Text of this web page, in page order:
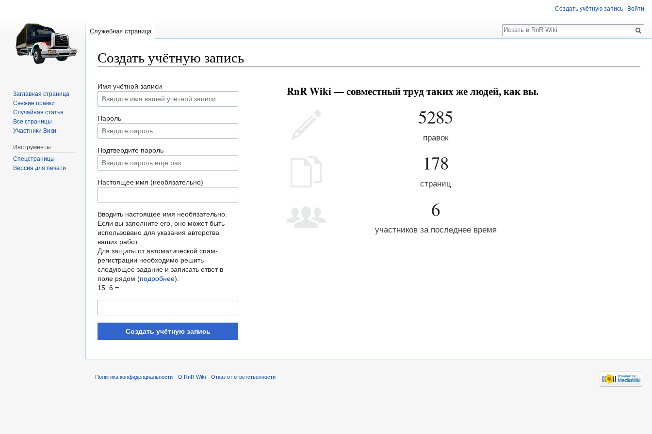
Создать учётную запись
к
навигации
к
поиску
Имя учётной записи
Пароль
Подтвердите пароль
Настоящее имя (необязательно)
Вводить настоящее имя необязательно.
Если вы заполните его, оно может быть
использовано для указания авторства
ваших работ.
Для защиты от автоматической спам-
регистрации необходимо решить
следующее задание и записать ответ в
поле рядом (подробнее):
15−6 =
Создать учётную запись
RnR Wiki — совместный труд таких же людей, как вы.
5285
правок
178
страниц
6
участников за последнее время
Создать учётную запись Войти
Служебная страница
Поиск
Заглавная страница
Свежие правки
Случайная статья
Все страницы
Участники Вики
Инструменты
Спецстраницы
Версия для печати
Политика конфиденциальности О RnR Wiki Отказ от ответственности